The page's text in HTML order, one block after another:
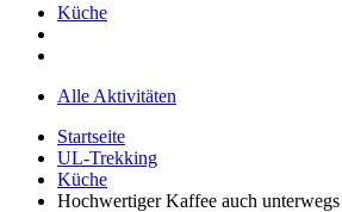
Küche
Alle Aktivitäten
Startseite
UL-Trekking
Küche
Hochwertiger Kaffee auch unterwegs